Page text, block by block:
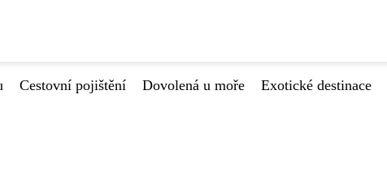
Cestovní pojištění Dovolená u moře Exotické destinace